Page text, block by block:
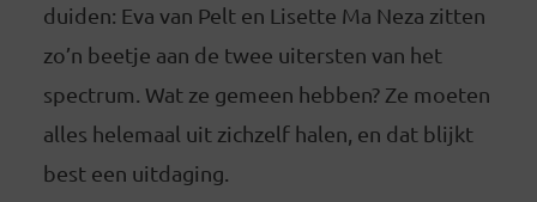
duiden: Eva van Pelt en Lisette Ma Neza zitten
zo’n beetje aan de twee uitersten van het
spectrum. Wat ze gemeen hebben? Ze moeten
alles helemaal uit zichzelf halen, en dat blijkt
best een uitdaging.